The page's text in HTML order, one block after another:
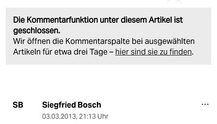
Die Kommentarfunktion unter diesem Artikel ist
geschlossen.
Wir öffnen die Kommentarspalte bei ausgewählten
Artikeln für etwa drei Tage – hier sind sie zu finden.
SB Siegfried Bosch
03.03.2013, 21:13 Uhr